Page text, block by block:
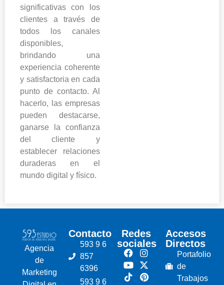
significativas con los
clientes a través de
todos los canales
disponibles,
brindando una
experiencia coherente
y satisfactoria en cada
punto de contacto. Al
hacerlo, las empresas
pueden destacarse,
ganarse la confianza
del cliente y
establecer relaciones
duraderas en el
mundo digital y físico.
Agencia
de
Marketing
Contacto
593 9 6
857
6396
593 9 6
Redes
sociales
Accesos
Directos
Portafolio
de
Trabajos